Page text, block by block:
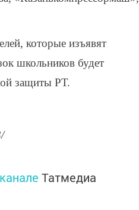
которые изъявят
школьников будет
защиты РТ.
Татмедиа